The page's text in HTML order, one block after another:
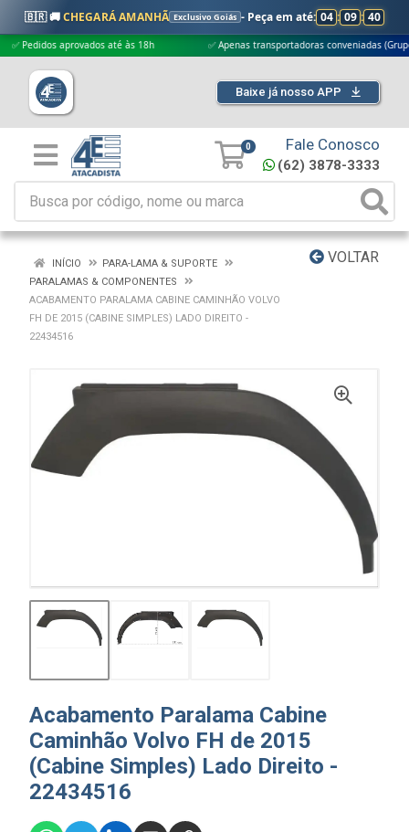
🇧🇷 🚚CHEGARÁ AMANHÃ Exclusivo Goiás - Peça em até: 04 : 09 : 39
aprovados até às 18h ✅ Apenas transportadoras conveniadas (Grupo G5)
Baixe já nosso APP
0 Fale Conosco
(62) 3878-3333
VOLTAR
INÍCIO
PARA-LAMA & SUPORTE
PARALAMAS & COMPONENTES
ACABAMENTO PARALAMA CABINE CAMINHÃO VOLVO
FH DE 2015 (CABINE SIMPLES) LADO DIREITO -
22434516
Acabamento Paralama Cabine
Caminhão Volvo FH de 2015
(Cabine Simples) Lado Direito -
22434516